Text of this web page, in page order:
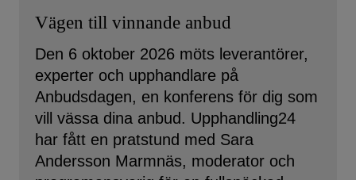
Vägen till vinnande anbud
Den 6 oktober 2026 möts leverantörer,
experter och upphandlare på
Anbudsdagen, en konferens för dig som
vill vässa dina anbud. Upphandling24
har fått en pratstund med Sara
Andersson Marmnäs, moderator och